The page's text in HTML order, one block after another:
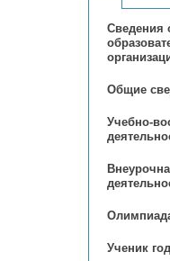
Сведения
Общие
Учебно-
Ученик